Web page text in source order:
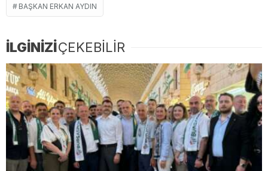
BAŞKAN ERKAN AYDIN
İLGİNİZİÇEKEBİLİR